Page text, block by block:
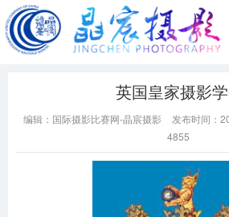
英国皇家摄影
编辑：国际摄影比赛网-晶宸摄影 发布时间：
4855